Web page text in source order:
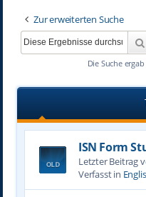
Zur erweiterten Suche
Die Suche
ISN Form
Letzter Beitrag
Verfasst in